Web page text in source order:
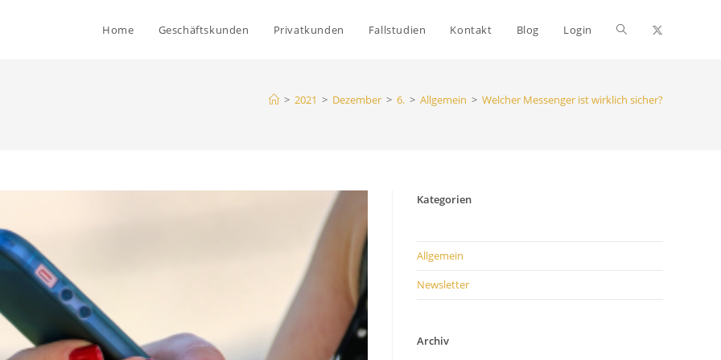
Home Geschäftskunden Privatkunden Fallstudien Kontakt Blog Login Website-
> 2021 > Dezember > 6. > Allgemein > Welcher Messenger ist wirklich sicher?
Kategorien
Allgemein
Newsletter
Archiv